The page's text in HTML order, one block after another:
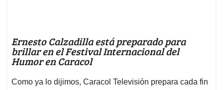
Ernesto Calzadilla está preparado para
brillar en el Festival Internacional del
Humor en Caracol
Como ya lo dijimos, Caracol Televisión prepara cada fin